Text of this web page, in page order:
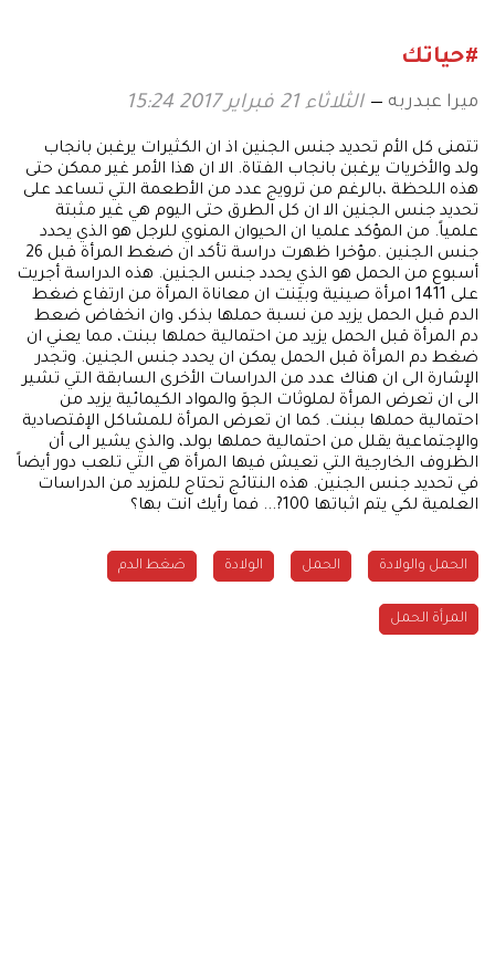
#حياتك
ميرا عبدربه الثلاثاء 21 فبراير 2017 15:24
تتمنى كل الأم تحديد جنس الجنين اذ ان الكثيرات يرغبن بانجاب
ولد والأخريات يرغبن بانجاب الفتاة. الا ان هذا الأمر غير ممكن حتى
هذه اللحظة ،بالرغم من ترويج عدد من الأطعمة التي تساعد على
تحديد جنس الجنين الا ان كل الطرق حتى اليوم هي غير مثبتة
علمياً. من المؤكد علميا ان الحيوان المنوي للرجل هو الذي يحدد
جنس الجنين .مؤخرا ظهرت دراسة تأكد ان ضغط المرأة قبل 26
أسبوع من الحمل هو الذي يحدد جنس الجنين. هذه الدراسة أجريت
على 1411 امرأة صينية وبيَنت ان معاناة المرأة من ارتفاع ضغط
الدم قبل الحمل يزيد من نسبة حملها بذكر، وان انخفاض ضعط
دم المرأة قبل الحمل يزيد من احتمالية حملها ببنت، مما يعني ان
ضغط دم المرأة قبل الحمل يمكن ان يحدد جنس الجنين. وتجدر
الإشارة الى ان هناك عدد من الدراسات الأخرى السابقة التي تشير
الى ان تعرض المرأة لملوثات الجوَ والمواد الكيمائية يزيد من
احتمالية حملها ببنت. كما ان تعرض المرأة للمشاكل الإقتصادية
والإجتماعية يقلل من احتمالية حملها بولد، والذي يشير الى أن
الظروف الخارجية التي تعيش فيها المرأة هي التي تلعب دور أيضاً
في تحديد جنس الجنين. هذه النتائج تحتاج للمزيد من الدراسات
العلمية لكي يتم اثباتها 100?... فما رأيك انت بها؟
الحمل والولادة الحمل الولادة ضغط الدم
المرأة الحمل